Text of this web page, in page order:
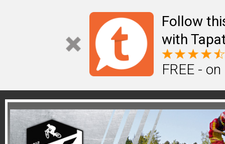
Follow
with
FREE -